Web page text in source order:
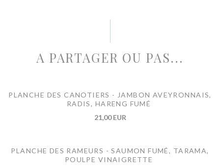
A PARTAGER OU PAS...
PLANCHE DES CANOTIERS - JAMBON AVEYRONNAIS,
RADIS, HARENG FUMÉ
21,00 EUR
PLANCHE DES RAMEURS - SAUMON FUMÉ, TARAMA,
POULPE VINAIGRETTE